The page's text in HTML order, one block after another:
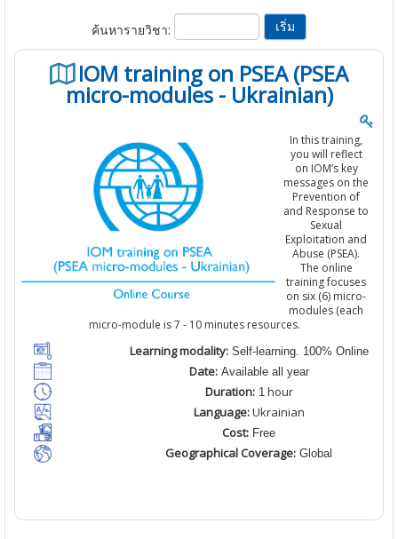
ค้นหารายวิชา:
IOM training on PSEA (PSEA
micro-modules - Ukrainian)
In this training,
you will reflect
on IOM’s key
messages on the
Prevention of
and Response to
Sexual
Exploitation and
Abuse (PSEA).
The online
training focuses
on six (6) micro-
modules (each
micro-module is 7 - 10 minutes resources.
Learning modality:Self-learning. 100% Online
Date:Available all year
Duration:1hour
Language:Ukrainian
Cost: Free
Geographical Coverage: Global